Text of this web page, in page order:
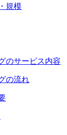
規模
のサービス内容
の流れ